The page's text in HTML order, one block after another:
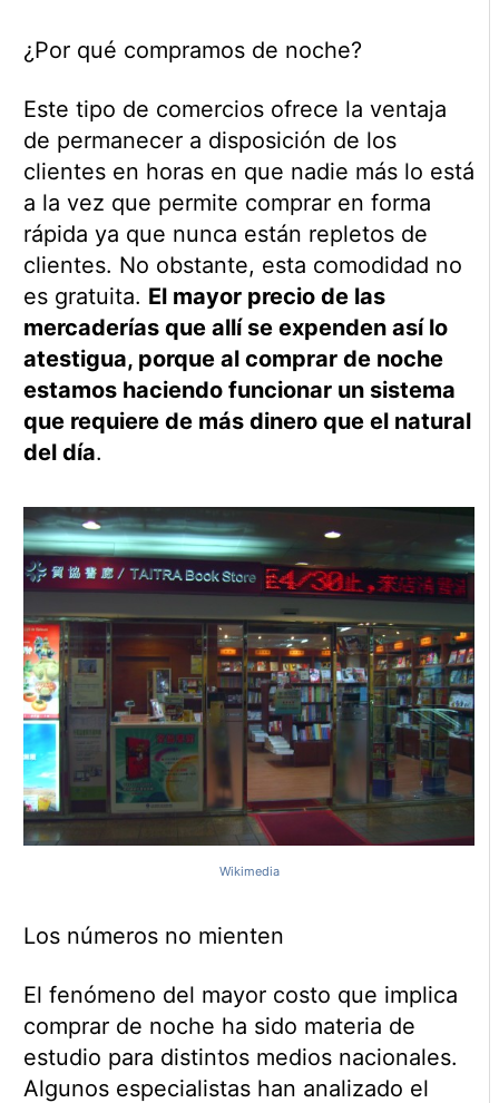
¿Por qué compramos de noche?
Este tipo de comercios ofrece la ventaja
de permanecer a disposición de los
clientes en horas en que nadie más lo está
a la vez que permite comprar en forma
rápida ya que nunca están repletos de
clientes. No obstante, esta comodidad no
es gratuita. El mayor precio de las
mercaderías que allí se expenden así lo
atestigua, porque al comprar de noche
estamos haciendo funcionar un sistema
que requiere de más dinero que el natural
del día.
Wikimedia
Los números no mienten
El fenómeno del mayor costo que implica
comprar de noche ha sido materia de
estudio para distintos medios nacionales.
Algunos especialistas han analizado el